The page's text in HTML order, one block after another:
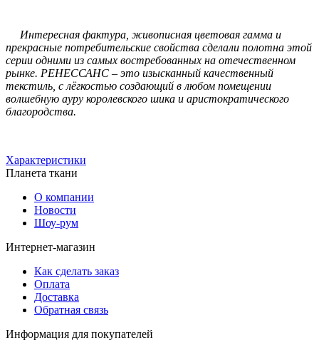
Интересная фактура, живописная цветовая гамма и
прекрасные потребительские свойства сделали полотна этой
серии одними из самых востребованных на отечественном
рынке. РЕНЕССАНС – это изысканный качественный
текстиль, с лёгкостью создающий в любом помещении
волшебную ауру королевского шика и аристократического
благородства.
Характеристики
Планета ткани
О компании
Новости
Шоу-рум
Интернет-магазин
Как сделать заказ
Оплата
Доставка
Обратная связь
Информация для покупателей